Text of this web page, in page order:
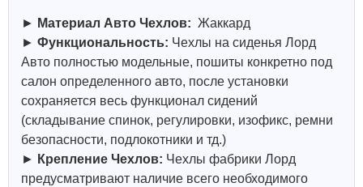
► Материал Авто Чехлов: Жаккард
► Функциональность: Чехлы на сиденья Лорд
Авто полностью модельные, пошиты конкретно под
салон определенного авто, после установки
сохраняется весь функционал сидений
(складывание спинок, регулировки, изофикс, ремни
безопасности, подлокотники и тд.)
► Крепление Чехлов: Чехлы фабрики Лорд
предусматривают наличие всего необходимого